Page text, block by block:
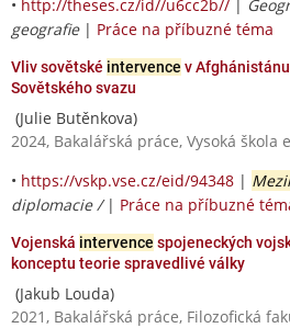
• http://theses.cz/id//u6cc2b// |
geografie| Práce na příbuzné téma
Vliv sovětské intervence v
Sovětského svazu
(Julie Butěnkova)
2024, Bakalářská práce, Vysoká škola
• https://vskp.vse.cz/eid/94348 |
diplomacie / | Práce na příbuzné
Vojenská intervence spojeneckých
konceptu teorie spravedlivé války
(Jakub Louda)
2021, Bakalářská práce, Filozofická